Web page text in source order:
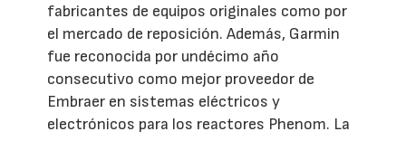
fabricantes de equipos originales como por
el mercado de reposición. Además, Garmin
fue reconocida por undécimo año
consecutivo como mejor proveedor de
Embraer en sistemas eléctricos y
electrónicos para los reactores Phenom. La